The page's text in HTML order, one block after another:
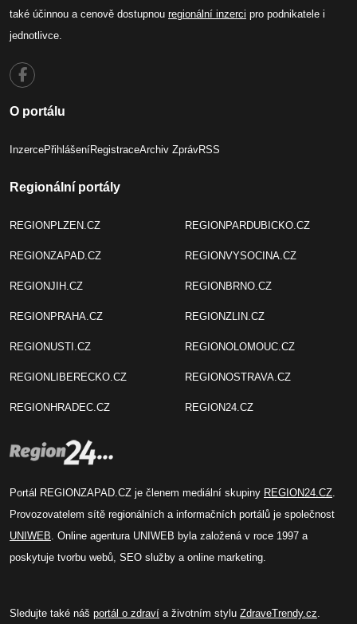
také účinnou a cenově dostupnou regionální inzerci pro podnikatele i
jednotlivce.
O portálu
InzercePřihlášeníRegistraceArchiv ZprávRSS
Regionální portály
REGIONPLZEN.CZ
REGIONZAPAD.CZ
REGIONJIH.CZ
REGIONPRAHA.CZ
REGIONUSTI.CZ
REGIONLIBERECKO.CZ
REGIONHRADEC.CZ
REGIONPARDUBICKO.CZ
REGIONVYSOCINA.CZ
REGIONBRNO.CZ
REGIONZLIN.CZ
REGIONOLOMOUC.CZ
REGIONOSTRAVA.CZ
REGION24.CZ
Portál REGIONZAPAD.CZ je členem mediální skupiny REGION24.CZ.
Provozovatelem sítě regionálních a informačních portálů je společnost
UNIWEB. Online agentura UNIWEB byla založená v roce 1997 a
poskytuje tvorbu webů, SEO služby a online marketing.
Sledujte také náš portál o zdraví a životním stylu ZdraveTrendy.cz.